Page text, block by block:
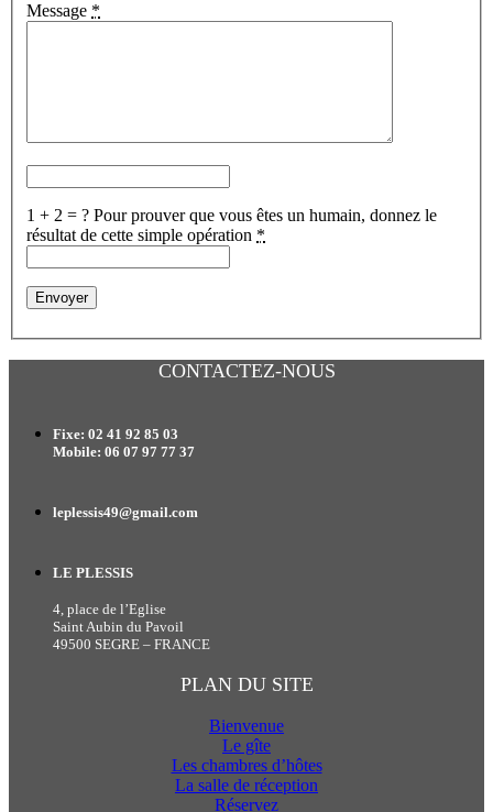
Message *
1 + 2 = ? Pour prouver que vous êtes un humain, donnez le
résultat de cette simple opération *
CONTACTEZ-NOUS
Fixe: 02 41 92 85 03
Mobile: 06 07 97 77 37
leplessis49@gmail.com
LE PLESSIS
4, place de l’Eglise
Saint Aubin du Pavoil
49500 SEGRE – FRANCE
PLAN DU SITE
Bienvenue
Le gîte
Les chambres d’hôtes
La salle de réception
Réservez